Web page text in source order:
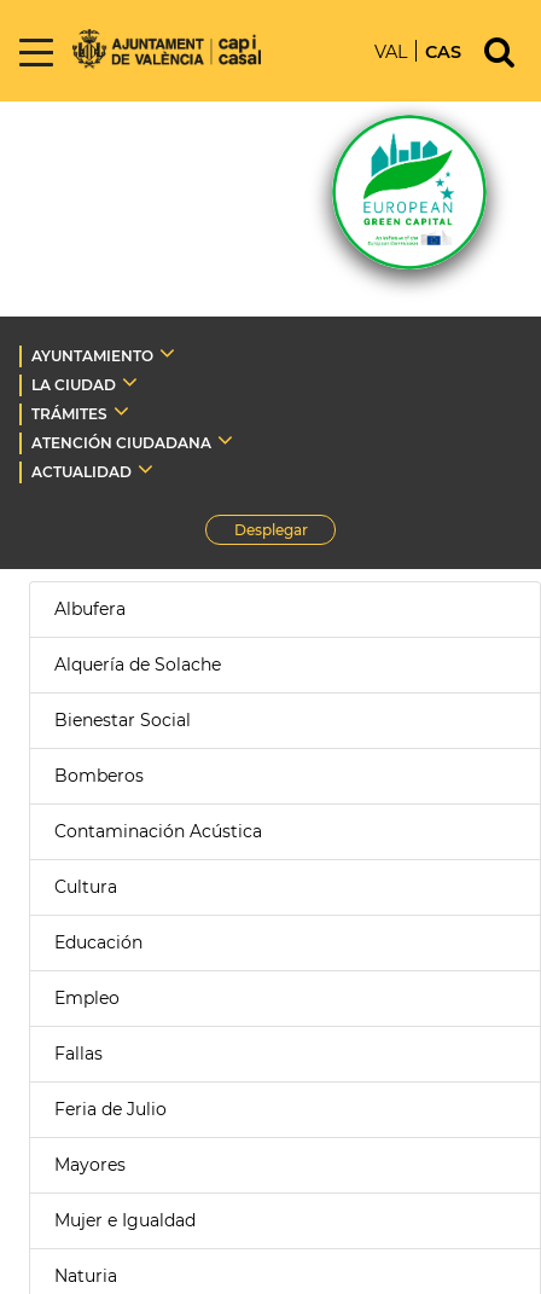
VAL CAS
AYUNTAMIENTO
LA CIUDAD
TRÁMITES
ATENCIÓN CIUDADANA
ACTUALIDAD
Desplegar
Albufera
Alquería de Solache
Bienestar Social
Bomberos
Contaminación Acústica
Cultura
Educación
Empleo
Fallas
Feria de Julio
Mayores
Mujer e Igualdad
Naturia